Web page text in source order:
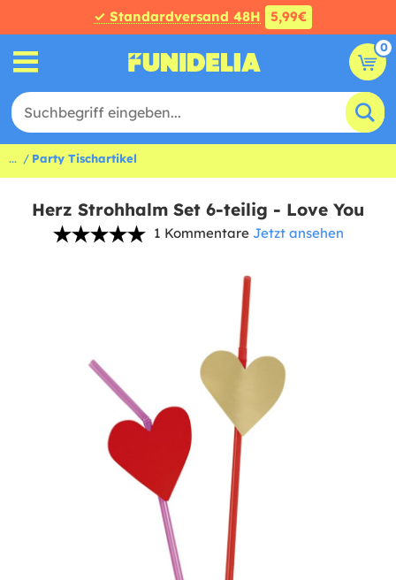
✓ Standardversand 48H 5,99€
0
... Party Tischartikel
Herz Strohhalm Set 6-teilig - Love You
1 Kommentare Jetzt ansehen